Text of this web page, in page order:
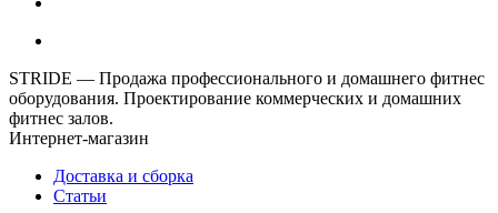
STRIDE — Продажа профессионального и домашнего фитнес
оборудования. Проектирование коммерческих и домашних
фитнес залов.
Интернет-магазин
Доставка и сборка
Статьи